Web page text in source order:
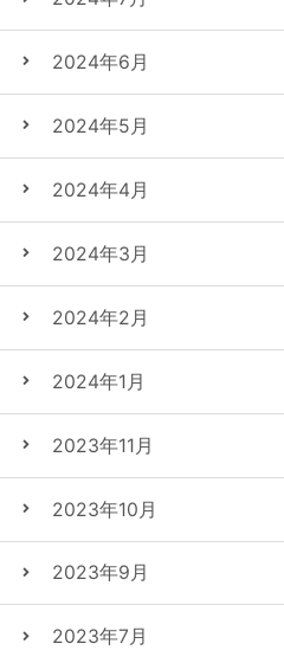
2024年6月
2024年5月
2024年4月
2024年3月
2024年2月
2024年1月
2023年11月
2023年10月
2023年9月
2023年7月